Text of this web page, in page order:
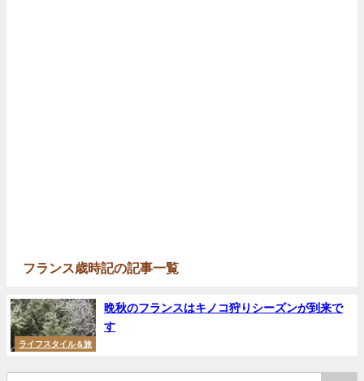
フランス歳時記の記事一覧
ライフスタイル＆旅
晩秋のフランスはキノコ狩りシーズンが到来で
す